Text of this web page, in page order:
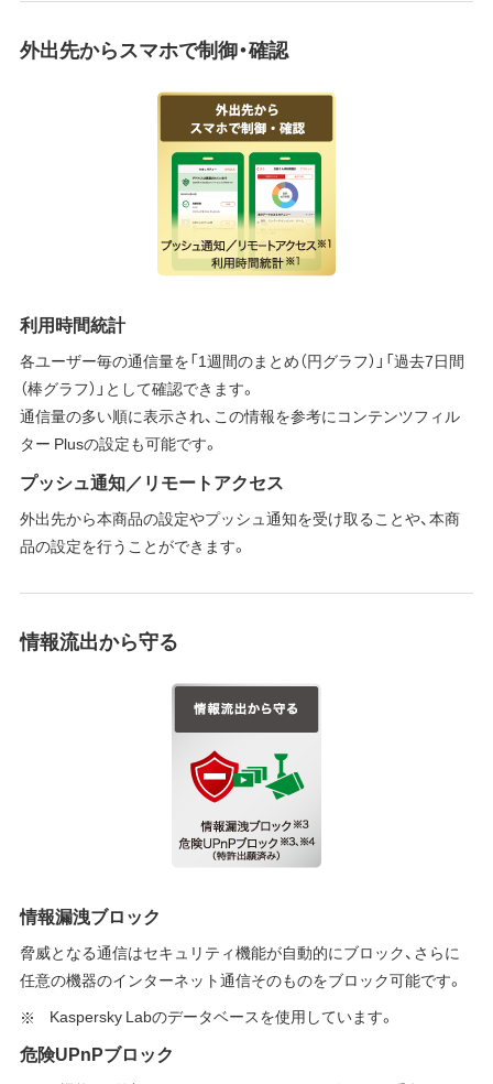
外出先からスマホで制御・確認
利用時間統計
各ユーザー毎の通信量を「1週間のまとめ（円グラフ）」「過去7日間
（棒グラフ）」として確認できます。
通信量の多い順に表示され、この情報を参考にコンテンツフィル
ター Plusの設定も可能です。
プッシュ通知／リモートアクセス
外出先から本商品の設定やプッシュ通知を受け取ることや、本商
品の設定を行うことができます。
情報流出から守る
情報漏洩ブロック
脅威となる通信はセキュリティ機能が自動的にブロック、さらに
任意の機器のインターネット通信そのものをブロック可能です。
Kaspersky Labのデータベースを使用しています。
危険UPnPブロック